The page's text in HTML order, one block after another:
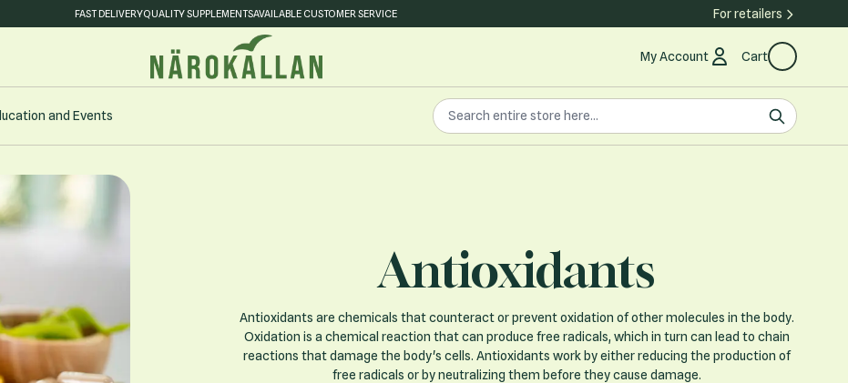
FAST DELIVERYQUALITY SUPPLEMENTSAVAILABLE CUSTOMER SERVICE
For retailers
My Account Cart
and Events
Search the store
Search
Antioxidants
Antioxidants are chemicals that counteract or prevent oxidation of other molecules in the body.
Oxidation is a chemical reaction that can produce free radicals, which in turn can lead to chain
reactions that damage the body's cells. Antioxidants work by either reducing the production of
free radicals or by neutralizing them before they cause damage.